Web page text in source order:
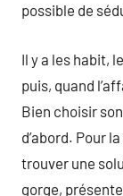
possible de
Il y a les habit,
puis, quand
Bien choisir
d’abord. Pour
trouver une
gorge,